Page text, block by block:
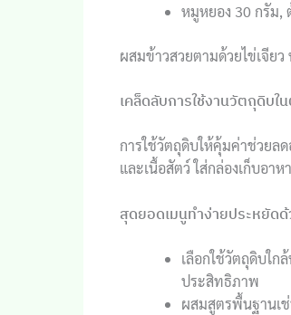
หมูหยอง 30 กรัม,
ผสมข้าวสวยตามด้วยไข่เจีย
เคล็ดลับการใช้งานวัตถุดิบใ
การใช้วัตถุดิบให้คุ้มค่าช่วยล
และเนื้อสัตว์ ใส่กล่องเก็บอา
สุดยอดเมนูทำง่ายประหยัด
เลือกใช้วัตถุดิบใก
ประสิทธิภาพ
ผสมสูตรพื้นฐานเ